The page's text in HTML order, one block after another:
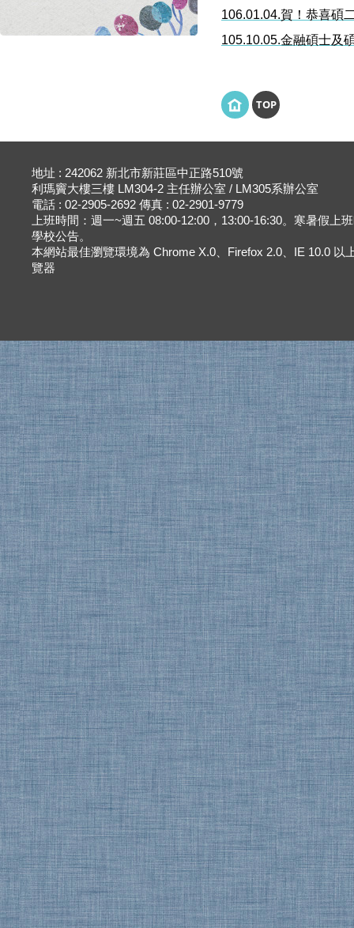
106.01.04.賀！ 恭喜碩
105.10.05.金融碩士及
TOP
地址 : 242062 新北市新莊區中正路510號
利瑪竇大樓三樓 LM304-2 主任辦公室 / LM305系辦公室
電話 : 02-2905-2692 傳真 : 02-2901-9779
上班時間：週一~週五 08:00-12:00，13:00-16:30。寒暑假上
學校公告。
本網站最佳瀏覽環境為 Chrome X.0、Firefox 2.0、IE 10.0 以
覽器